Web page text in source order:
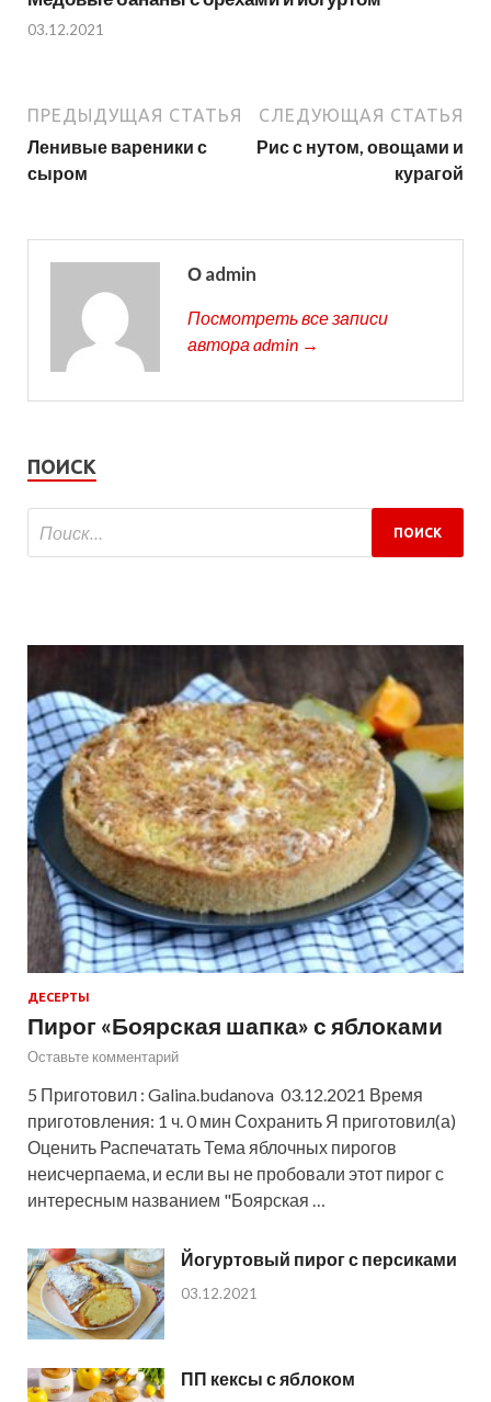
03.12.2021
ПРЕДЫДУЩАЯ СТАТЬЯ
Ленивые вареники с
сыром
СЛЕДУЮЩАЯ СТАТЬЯ
Рис с нутом, овощами и
курагой
О admin
Посмотреть все записи
автора admin →
ПОИСК
ДЕСЕРТЫ
Пирог «Боярская шапка» с яблоками
Оставьте комментарий
5 Приготовил : Galina.budanova 03.12.2021 Время
приготовления: 1 ч. 0 мин Сохранить Я приготовил(а)
Оценить Распечатать Тема яблочных пирогов
неисчерпаема, и если вы не пробовали этот пирог с
интересным названием "Боярская …
Йогуртовый пирог с персиками
03.12.2021
ПП кексы с яблоком